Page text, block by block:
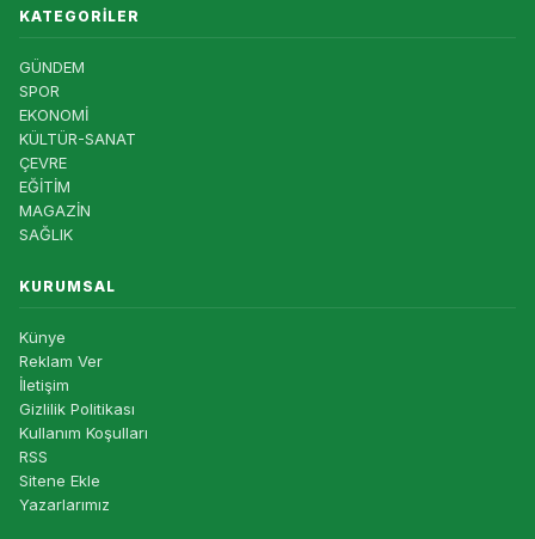
KATEGORILER
GÜNDEM
SPOR
EKONOMİ
KÜLTÜR-SANAT
ÇEVRE
EĞİTİM
MAGAZİN
SAĞLIK
KURUMSAL
Künye
Reklam Ver
İletişim
Gizlilik Politikası
Kullanım Koşulları
RSS
Sitene Ekle
Yazarlarımız